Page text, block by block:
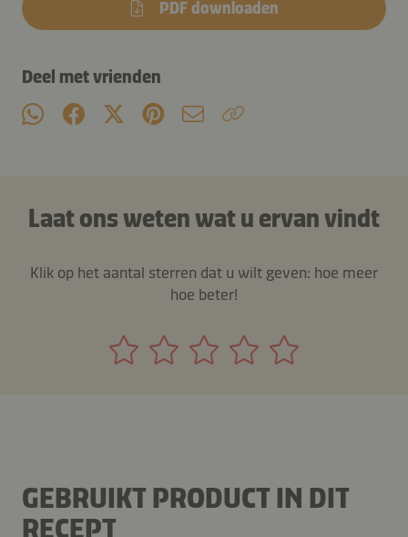
PDF downloaden
Deel met vrienden
Laat ons weten wat u ervan vindt
Klik op het aantal sterren dat u wilt geven: hoe meer
hoe beter!
GEBRUIKT PRODUCT IN DIT
RECEPT